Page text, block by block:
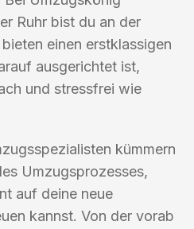
Ruhr bist du an der
einen erstklassigen
ausgerichtet ist,
und stressfrei wie
kümmern
Umzugsprozesses,
auf deine neue
kannst. Von der vorab